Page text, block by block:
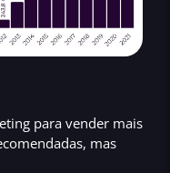
para vender mais
mas